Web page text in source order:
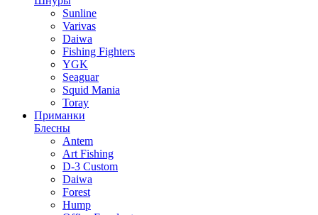
Sunline
Varivas
Daiwa
Fishing Fighters
YGK
Seaguar
Squid Mania
Toray
Приманки
Блесны
Antem
Art Fishing
D-3 Custom
Daiwa
Forest
Hump